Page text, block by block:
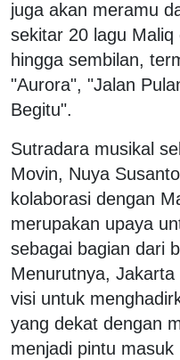
juga akan meramu
sekitar 20 lagu
hingga sembilan,
"Aurora", "Jalan
Begitu".
Sutradara musikal
Movin, Nuya
kolaborasi dengan
merupakan upaya
sebagai bagian dari
Menurutnya,
visi untuk
yang dekat dengan
menjadi pintu